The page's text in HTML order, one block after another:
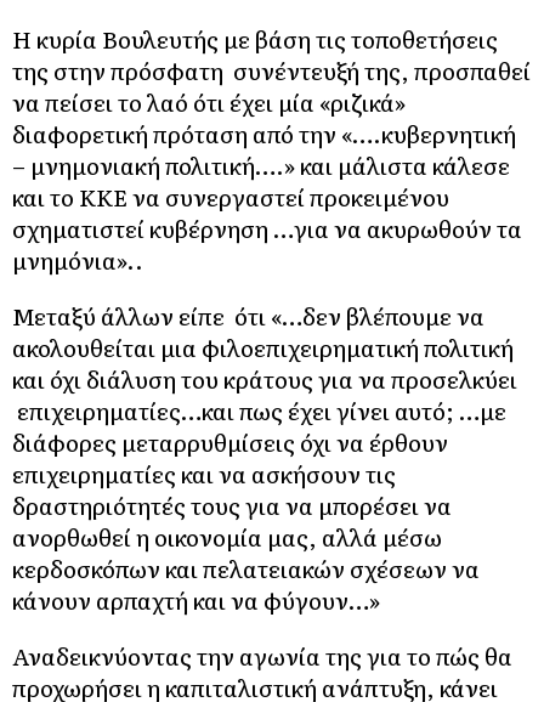
Η κυρία Βουλευτής με βάση τις τοποθετήσεις
της στην πρόσφατη συνέντευξή της, προσπαθεί
να πείσει το λαό ότι έχει μία «ριζικά»
διαφορετική πρόταση από την «….κυβερνητική
– μνημονιακή πολιτική….» και μάλιστα κάλεσε
και το ΚΚΕ να συνεργαστεί προκειμένου
σχηματιστεί κυβέρνηση …για να ακυρωθούν τα
μνημόνια»..
Μεταξύ άλλων είπε ότι «…δεν βλέπουμε να
ακολουθείται μια φιλοεπιχειρηματική πολιτική
και όχι διάλυση του κράτους για να προσελκύει
επιχειρηματίες…και πως έχει γίνει αυτό; …με
διάφορες μεταρρυθμίσεις όχι να έρθουν
επιχειρηματίες και να ασκήσουν τις
δραστηριότητές τους για να μπορέσει να
ανορθωθεί η οικονομία μας, αλλά μέσω
κερδοσκόπων και πελατειακών σχέσεων να
κάνουν αρπαχτή και να φύγουν…»
Αναδεικνύοντας την αγωνία της για το πώς θα
προχωρήσει η καπιταλιστική ανάπτυξη, κάνει